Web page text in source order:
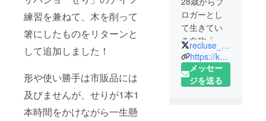
練習を兼ねて、木を削って
箸にしたものをリターンと
して追加しました！
形や使い勝手は市販品には
及びませんが、せりが1本1
本時間をかけながら一生懸
ロガーとし
て生きてい
る自称「世
捨て人」で
す。
recluse_kanamo
https://kanamo.jp
メッセー
ジを送る